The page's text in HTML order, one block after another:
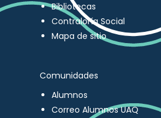
Bibliotecas
Contraloría Social
Mapa de sitio
Comunidades
Alumnos
Correo Alumnos UAQ